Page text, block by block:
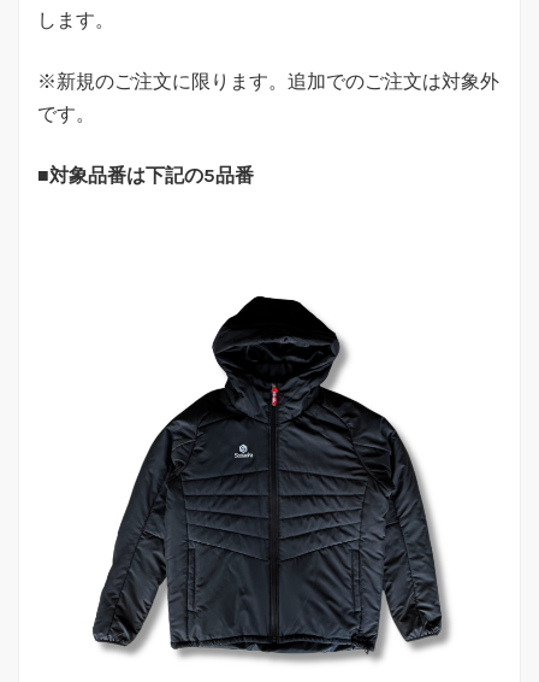
します。
※新規のご注文に限ります。追加でのご注文は対象外
です。
■対象品番は下記の5品番